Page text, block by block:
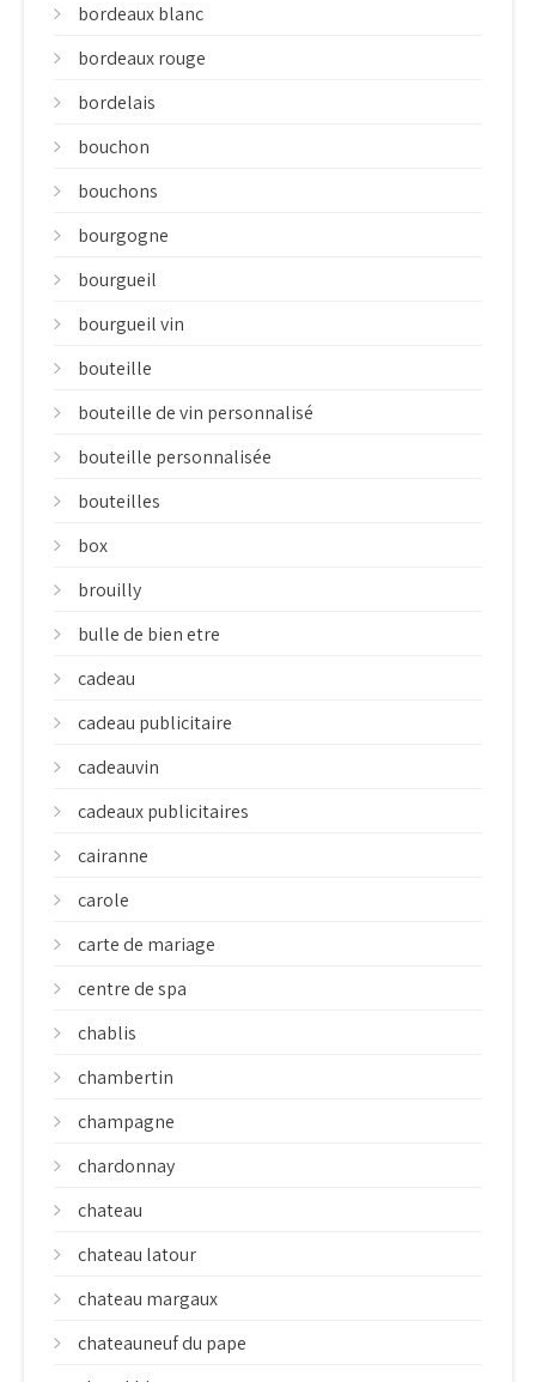
bordeaux blanc
bordeaux rouge
bordelais
bouchon
bouchons
bourgogne
bourgueil
bourgueil vin
bouteille
bouteille de vin personnalisé
bouteille personnalisée
bouteilles
box
brouilly
bulle de bien etre
cadeau
cadeau publicitaire
cadeauvin
cadeaux publicitaires
cairanne
carole
carte de mariage
centre de spa
chablis
chambertin
champagne
chardonnay
chateau
chateau latour
chateau margaux
chateauneuf du pape